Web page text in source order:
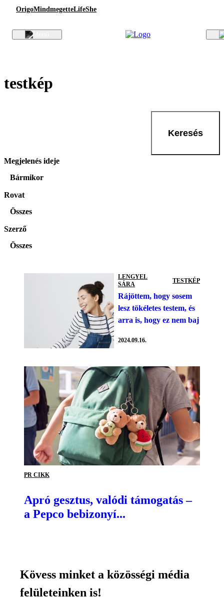
OrigoMindmegetteLifeShe
testkép
Keresés
Megjelenés ideje
Bármikor
Rovat
Összes
Szerző
Összes
LENGYEL
SÁRA
TESTKÉP
Rájöttem, hogy sosem
lesz tökéletes testem, és
arra is, hogy ez nem baj
2024.09.16.
PR CIKK
Apró gesztus, valódi támogatás –
a Pepco bebizonyí...
Kövess minket a közösségi média
felületeinken is!